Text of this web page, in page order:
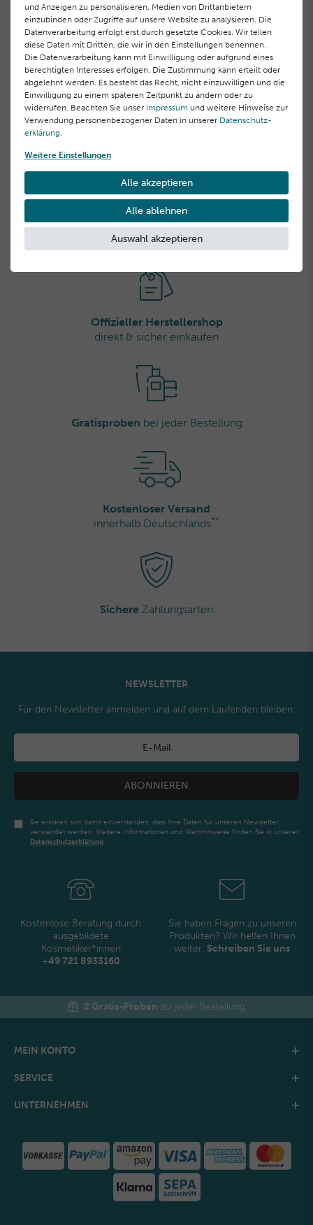
Maske 3er Pack
34,80 €
Offizieller Herstellershop
direkt & sicher einkaufen
Gratisproben bei jeder Bestellung
Kostenloser Versand
innerhalb Deutschlands**
Sichere Zahlungsarten
NEWSLETTER
Für den Newsletter anmelden und auf dem Laufenden bleiben.
ABONNIEREN
Sie erklären sich damit einverstanden, dass Ihre Daten für unseren Newsletter
verwendet werden. Weitere Informationen und Warnhinweise finden Sie in unserer
Daten­schutz­erklärung
Kostenlose Beratung durch
ausgebildete
Kosmetiker*innen
+49 721 8933160
Sie haben Fragen zu unseren
Produkten? Wir helfen Ihnen
weiter. Schreiben Sie uns
2 Gratis-Proben zu jeder Bestellung
MEIN KONTO
SERVICE
UNTERNEHMEN
und Anzeigen zu personalisieren, Medien von Drittanbietern
einzubinden oder Zugriffe auf unsere Website zu analysieren. Die
Datenverarbeitung erfolgt erst durch gesetzte Cookies. Wir teilen
diese Daten mit Dritten, die wir in den Einstellungen benennen.
Die Datenverarbeitung kann mit Einwilligung oder aufgrund eines
berechtigten Interesses erfolgen. Die Zustimmung kann erteilt oder
abgelehnt werden. Es besteht das Recht, nicht einzuwilligen und die
Einwilligung zu einem späteren Zeitpunkt zu ändern oder zu
widerrufen. Beachten Sie unser Impressum und weitere Hinweise zur
Verwendung personenbezogener Daten in unserer Daten­schutz­
erklärung.
Weitere Einstellungen
Alle akzeptieren
Alle ablehnen
Auswahl akzeptieren